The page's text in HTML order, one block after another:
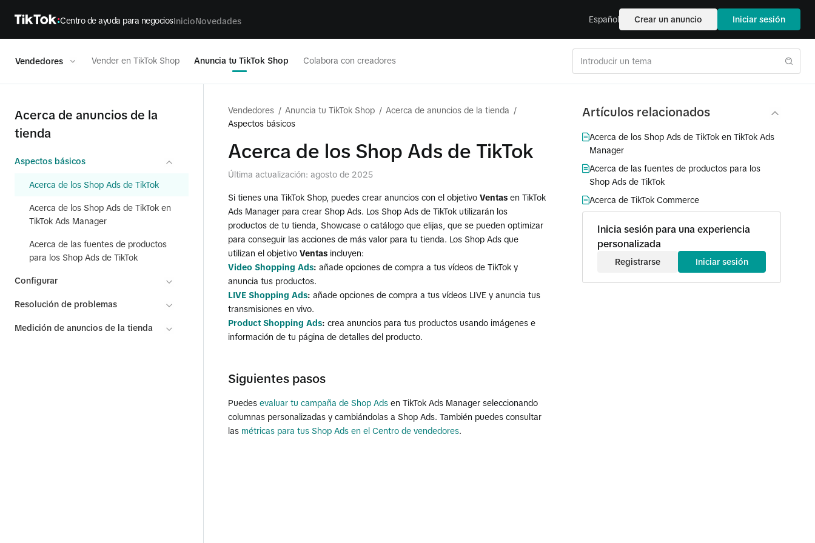
Centro de ayuda para negociosInicioNovedades Español Crear un anuncio Iniciar sesión
Vendedores Vender en TikTok Shop Anuncia tu TikTok Shop Colabora con creadores
Acerca de anuncios de la
tienda
Aspectos básicos
Acerca de los Shop Ads de TikTok
Acerca de los Shop Ads de TikTok en
TikTok Ads Manager
Acerca de las fuentes de productos
para los Shop Ads de TikTok
Configurar
Resolución de problemas
Medición de anuncios de la tienda
Vendedores / Anuncia tu TikTok Shop / Acerca de anuncios de la tienda /
Aspectos básicos
Acerca de los Shop Ads de TikTok
Última actualización: agosto de 2025
Si tienes una TikTok Shop, puedes crear anuncios con el objetivo Ventas en TikTok
Ads Manager para crear Shop Ads. Los Shop Ads de TikTok utilizarán los
productos de tu tienda, Showcase o catálogo que elijas, que se pueden optimizar
para conseguir las acciones de más valor para tu tienda. Los Shop Ads que
utilizan el objetivo Ventas incluyen:
Video Shopping Ads: añade opciones de compra a tus vídeos de TikTok y
anuncia tus productos.
LIVE Shopping Ads: añade opciones de compra a tus vídeos LIVE y anuncia tus
transmisiones en vivo.
Product Shopping Ads: crea anuncios para tus productos usando imágenes e
información de tu página de detalles del producto.
Siguientes pasos
Puedes evaluar tu campaña de Shop Ads en TikTok Ads Manager seleccionando
columnas personalizadas y cambiándolas a Shop Ads. También puedes consultar
las métricas para tus Shop Ads en el Centro de vendedores.
Artículos relacionados
Acerca de los Shop Ads de TikTok en TikTok Ads
Manager
Acerca de las fuentes de productos para los
Shop Ads de TikTok
Acerca de TikTok Commerce
Inicia sesión para una experiencia
personalizada
Registrarse Iniciar sesión